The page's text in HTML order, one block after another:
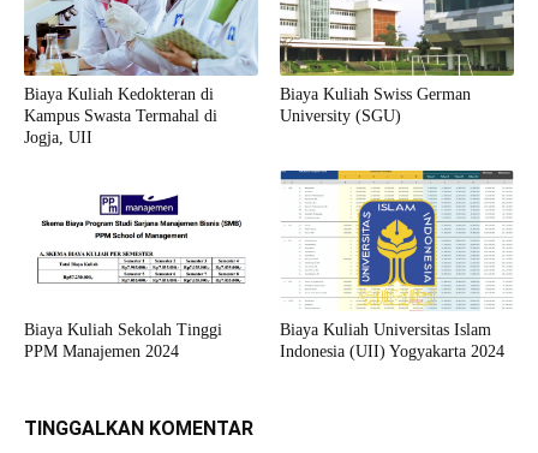
Biaya Kuliah Kedokteran di
Kampus Swasta Termahal di
Jogja, UII
Biaya Kuliah Swiss German
University (SGU)
Biaya Kuliah Sekolah Tinggi
PPM Manajemen 2024
Biaya Kuliah Universitas Islam
Indonesia (UII) Yogyakarta 2024
TINGGALKAN KOMENTAR